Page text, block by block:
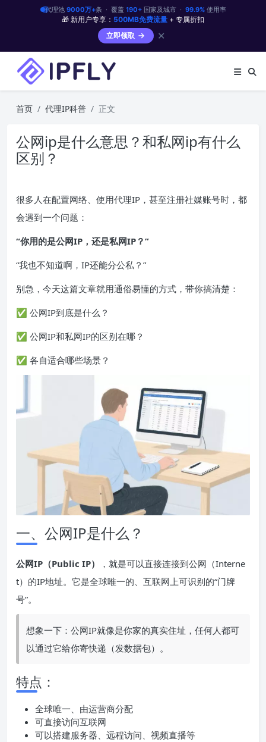
代理池 9000万+条 · 覆盖 190+国家及城市 · 99.9%使用率
🎁 新用户专享： 500MB免费流量 + 专属折扣
立即领取
✕
首页 代理IP科普 正文
公网ip是什么意思？和私网ip有什么
区别？
很多人在配置网络、使用代理IP，甚至注册社媒账号时，都
会遇到一个问题：
“你用的是公网IP ，还是私网IP？”
“我也不知道啊，IP还能分公私？”
别急，今天这篇文章就用通俗易懂的方式，带你搞清楚：
✅ 公网IP到底是什么？
✅ 公网IP和私网IP的区别在哪？
✅ 各自适合哪些场景？
一、公网IP是什么？
公网IP （Public IP）
，就是可以直接连接到公网（Interne
t）的IP地址。它是全球唯一的、互联网上可识别的“门牌
号”。
想象一下：公网IP就像是你家的真实住址，任何人都可
以通过它给你寄快递（发数据包）。
特点：
全球唯一、由运营商分配
可直接访问互联网
可以搭建服务器、远程访问、视频直播等